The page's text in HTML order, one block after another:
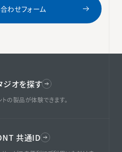
わせフォーム
ジオを探す
の製品が体験できます。
共通ID